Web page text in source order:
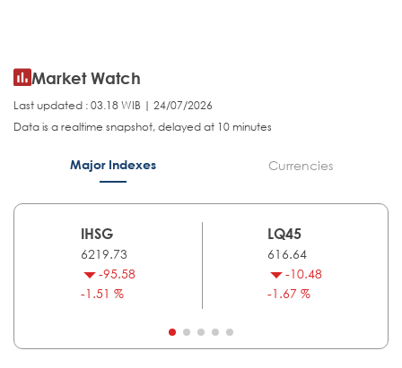
Market Watch
Last updated : 03.18 WIB | 24/07/2026
Data is a realtime snapshot, delayed at 10 minutes
Major Indexes Currencies
IHSG
6219.73
-95.58
-1.51 %
LQ45
616.64
-10.48
-1.67 %